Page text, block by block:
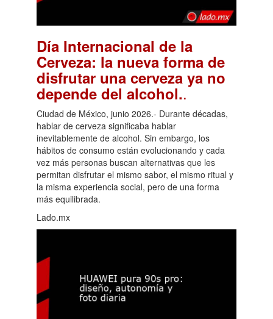
Día Internacional de la
Cerveza: la nueva forma de
disfrutar una cerveza ya no
depende del alcohol..
Ciudad de México, junio 2026.- Durante décadas,
hablar de cerveza significaba hablar
inevitablemente de alcohol. Sin embargo, los
hábitos de consumo están evolucionando y cada
vez más personas buscan alternativas que les
permitan disfrutar el mismo sabor, el mismo ritual y
la misma experiencia social, pero de una forma
más equilibrada.
Lado.mx